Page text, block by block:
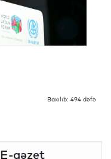
Baxılıb: 494 dəfə
E-qəzet